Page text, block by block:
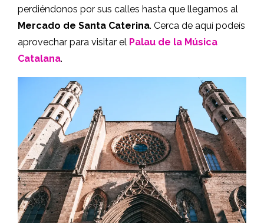
perdiéndonos por sus calles hasta que llegamos al
Mercado de Santa Caterina. Cerca de aquí podeís
aprovechar para visitar el Palau de la Música
Catalana.